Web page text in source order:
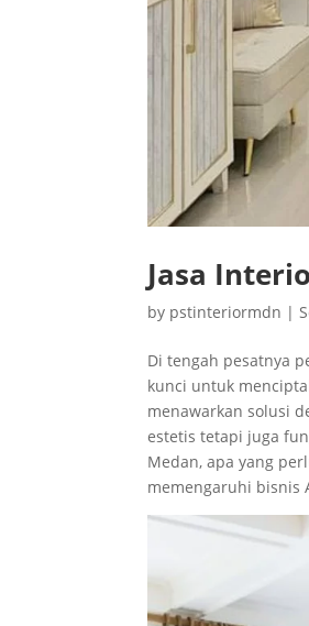
Jasa
by pstinteriormdn |
Di tengah pesatnya
kunci untuk
menawarkan solusi
estetis tetapi juga
Medan, apa yang
memengaruhi bisnis